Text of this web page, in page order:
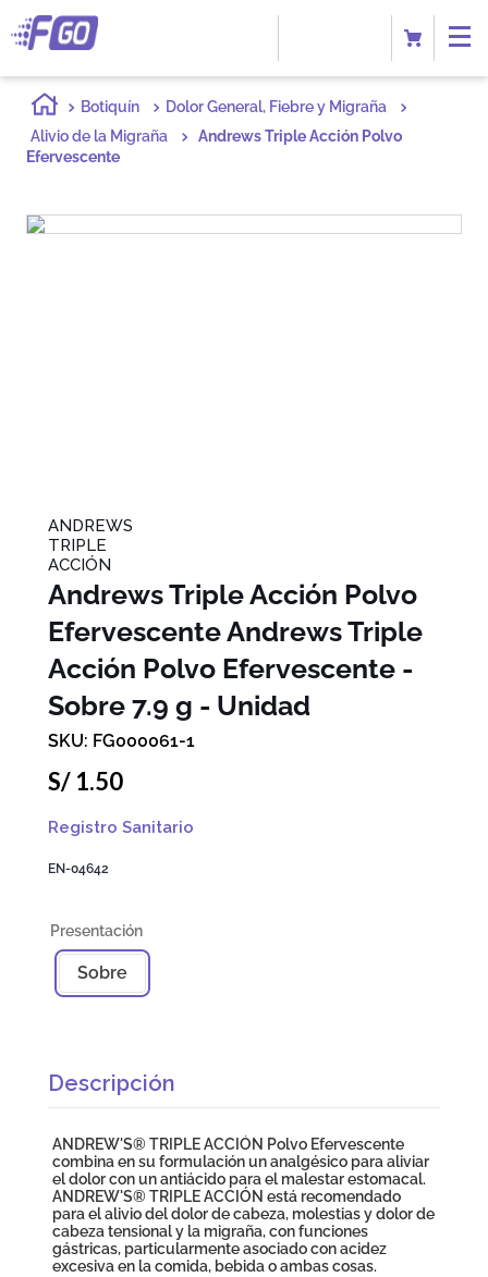
Botiquín
Dolor General, Fiebre y Migraña
Alivio de la Migraña
Andrews Triple Acción Polvo
Efervescente
ANDREWS
TRIPLE
ACCIÓN
Andrews Triple Acción Polvo
EfervescenteAndrews Triple
Acción Polvo Efervescente -
Sobre 7.9 g - Unidad
FG000061-1
S/ 1.50
Registro Sanitario
EN-04642
Sobre
Descripción
ANDREW'S® TRIPLE ACCIÓN Polvo Efervescente
combina en su formulación un analgésico para aliviar
el dolor con un antiácido para el malestar estomacal.
ANDREW'S® TRIPLE ACCIÓN está recomendado
para el alivio del dolor de cabeza, molestias y dolor de
cabeza tensional y la migraña, con funciones
gástricas, particularmente asociado con acidez
excesiva en la comida, bebida o ambas cosas.